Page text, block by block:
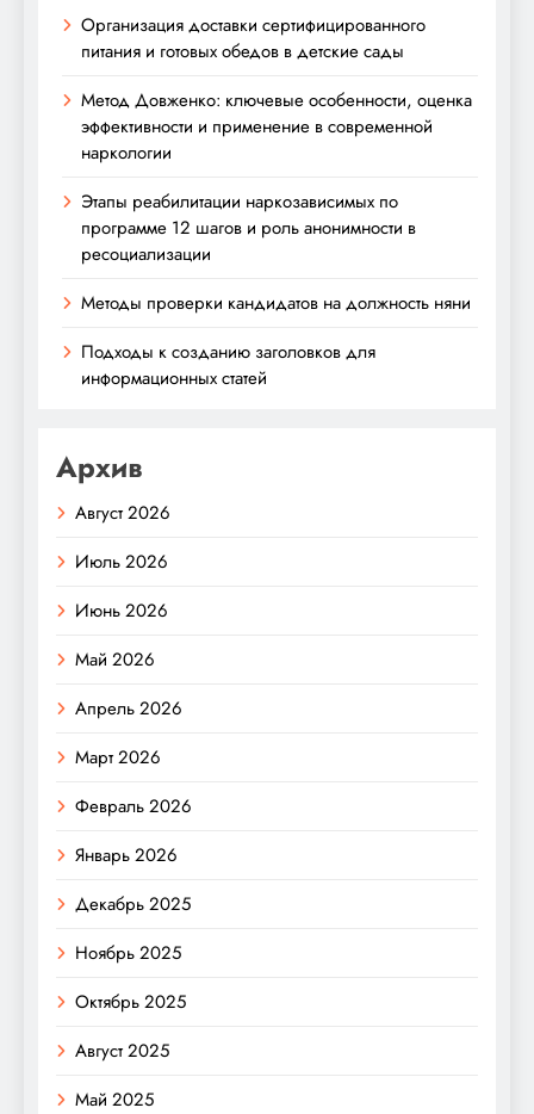
Организация доставки сертифицированного
питания и готовых обедов в детские сады
Метод Довженко: ключевые особенности, оценка
эффективности и применение в современной
наркологии
Этапы реабилитации наркозависимых по
программе 12 шагов и роль анонимности в
ресоциализации
Методы проверки кандидатов на должность няни
Подходы к созданию заголовков для
информационных статей
Архив
Август 2026
Июль 2026
Июнь 2026
Май 2026
Апрель 2026
Март 2026
Февраль 2026
Январь 2026
Декабрь 2025
Ноябрь 2025
Октябрь 2025
Август 2025
Май 2025